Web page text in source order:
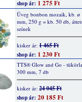
shop ár: 1 275 Ft
Üveg bonbon mozaik, kb. ø
mm, 250 g = kb. 50 db,
színek
kisker ár: 1 465 Ft
shop ár: 1 230 Ft
TTS® Glow and Go -
300 mm, 7 db
kisker ár: 24 045 Ft
shop ár: 20 185 Ft